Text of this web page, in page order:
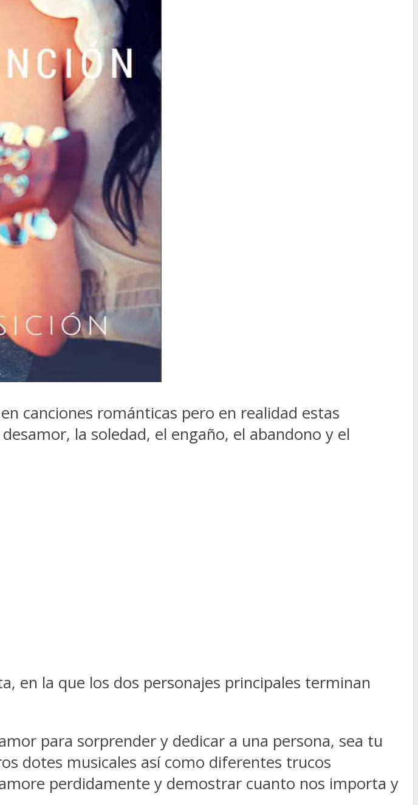
canciones románticas pero en realidad estas
la soledad, el engaño, el abandono y el
en la que los dos personajes principales terminan
para sorprender y dedicar a una persona, sea tu
dotes musicales así como diferentes trucos
perdidamente y demostrar cuanto nos importa y